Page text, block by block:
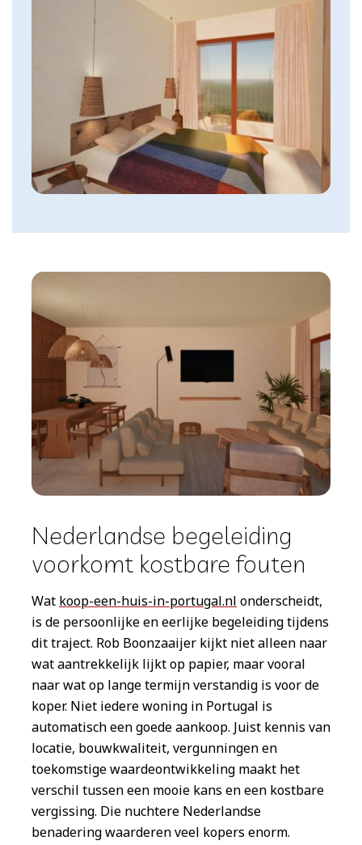
Nederlandse begeleiding
voorkomt kostbare fouten
Wat koop-een-huis-in-portugal.nl onderscheidt,
is de persoonlijke en eerlijke begeleiding tijdens
dit traject. Rob Boonzaaijer kijkt niet alleen naar
wat aantrekkelijk lijkt op papier, maar vooral
naar wat op lange termijn verstandig is voor de
koper. Niet iedere woning in Portugal is
automatisch een goede aankoop. Juist kennis van
locatie, bouwkwaliteit, vergunningen en
toekomstige waardeontwikkeling maakt het
verschil tussen een mooie kans en een kostbare
vergissing. Die nuchtere Nederlandse
benadering waarderen veel kopers enorm.